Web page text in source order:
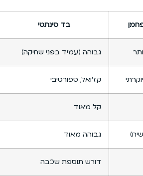
בד סינתטי
גבוהה (עמיד בפני שחיקה)
קז’ואל, ספורטיבי
קל מאוד
גבוהה מאוד
דורש תוספת שכבה